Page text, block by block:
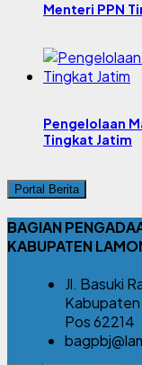
Menteri PPN
Pengelolaan
Tingkat Jatim
Portal Berita
BAGIAN
KABUPATEN
Jl. Basuki
Kabupaten
Pos 62214